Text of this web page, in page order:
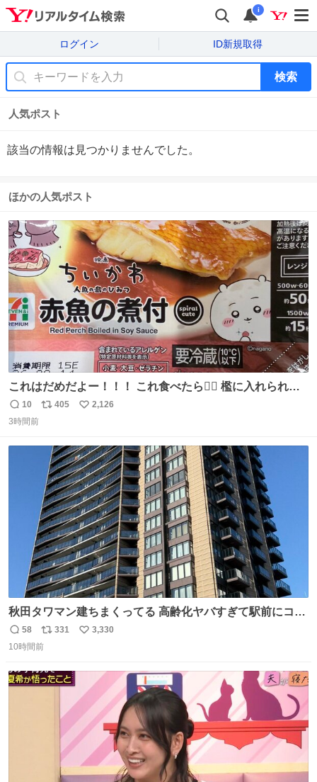
i
ログイン ID新規取得
検索
人気ポスト
該当の情報は見つかりませんでした。
ほかの人気ポスト
これはだめだよー！！！ これ食べたら🧜‍♀️ 檻に入れられ
返
信
10
リ
ト
数
405
い
数
2,126
3時間前
秋田タワマン建ちまくってる 高齢化ヤバすぎて駅前にコン
パクトシティつくって高齢者を住ませる考えらしい 病院も
全部駅前にある
返
信
58
リ
ポ
ト
331
い
3,330
10時間前